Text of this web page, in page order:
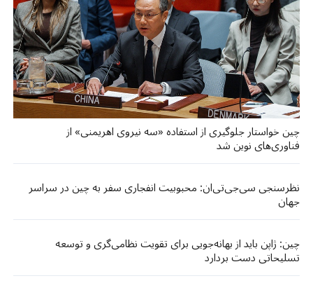
چین خواستار جلوگیری از استفاده «سه نیروی اهریمنی» از
فناوری‌های نوین شد
نظرسنجی سی‌جی‌تی‌ان: محبوبیت انفجاری سفر به چین در سراسر
جهان
چین: ژاپن باید از بهانه‌جویی برای تقویت نظامی‌گری و توسعه
تسلیحاتی دست بردارد